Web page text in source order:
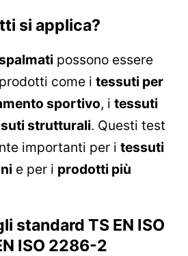
si applica?
possono essere
come itessuti per
sportivo, itessuti
strutturali. Questi test
importanti per itessuti
e per i prodotti più
standard TS EN ISO
ISO 2286-2